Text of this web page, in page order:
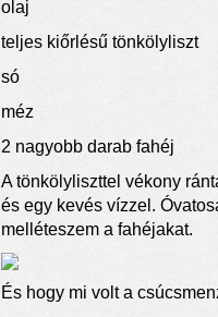
olaj
teljes kiőrlésű tönkölyliszt
só
méz
2 nagyobb darab fahéj
A tönkölyliszttel vékony
és egy kevés vízzel.
melléteszem a fahéjakat.
És hogy mi volt a